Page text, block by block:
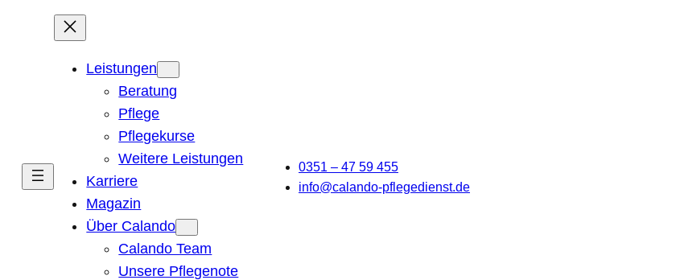
Leistungen
Beratung
Pflege
Pflegekurse
Weitere Leistungen
Karriere
Magazin
Über Calando
Calando Team
Unsere Pflegenote
0351 – 47 59 455
info@calando-pflegedienst.de